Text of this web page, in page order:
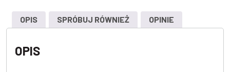
OPIS SPRÓBUJ RÓWNIEŻ OPINIE
OPIS